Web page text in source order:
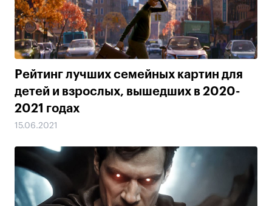
Рейтинг лучших семейных картин для
детей и взрослых, вышедших в 2020-
2021 годах
15.06.2021